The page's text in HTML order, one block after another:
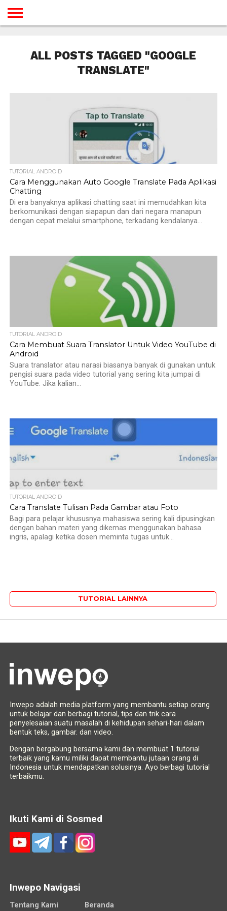
GAMES
DESAIN
ANDROID
YOUTUBE
INTERNET
WINDOWS
LINUX
MACINTOSH
MESSENGER
BLOGSPOT
WORDPRESS
PEMROGRAMAN
SEO
WEB
SERVER
ALL POSTS TAGGED "GOOGLE
TRANSLATE"
TUTORIAL ANDROID
Cara Menggunakan Auto Google Translate Pada Aplikasi
Chatting
Di era banyaknya aplikasi chatting saat ini memudahkan kita
berkomunikasi dengan siapapun dan dari negara manapun
dengan cepat melalui smartphone, terkadang kendalanya...
TUTORIAL ANDROID
Cara Membuat Suara Translator Untuk Video YouTube di
Android
Suara translator atau narasi biasanya banyak di gunakan untuk
pengisi suara pada video tutorial yang sering kita jumpai di
YouTube. Jika kalian...
TUTORIAL ANDROID
Cara Translate Tulisan Pada Gambar atau Foto
Bagi para pelajar khususnya mahasiswa sering kali dipusingkan
dengan bahan materi yang dikemas menggunakan bahasa
ingris, apalagi ketika dosen meminta tugas untuk...
TUTORIAL LAINNYA
Inwepo adalah media platform yang membantu setiap orang
untuk belajar dan berbagi tutorial, tips dan trik cara
penyelesaian suatu masalah di kehidupan sehari-hari dalam
bentuk teks, gambar. dan video.
Dengan bergabung bersama kami dan membuat 1 tutorial
terbaik yang kamu miliki dapat membantu jutaan orang di
Indonesia untuk mendapatkan solusinya. Ayo berbagi tutorial
terbaikmu.
Ikuti Kami di Sosmed
Inwepo Navigasi
Tentang Kami Beranda